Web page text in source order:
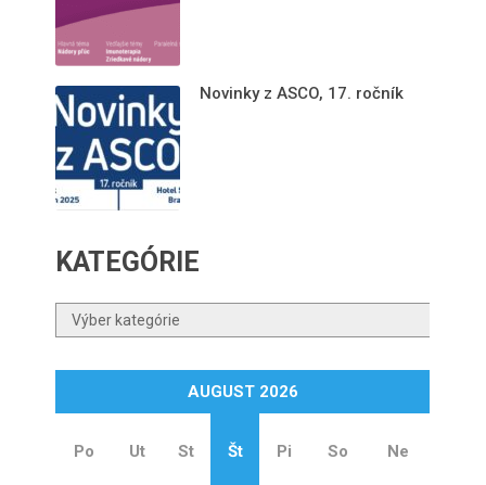
Novinky z ASCO, 17. ročník
KATEGÓRIE
Kategórie
AUGUST 2026
Po Ut St Št Pi So Ne